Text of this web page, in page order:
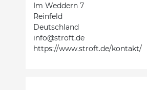
Im Weddern 7
Reinfeld
Deutschland
info@stroft.de
https://www.stroft.de/kontakt/